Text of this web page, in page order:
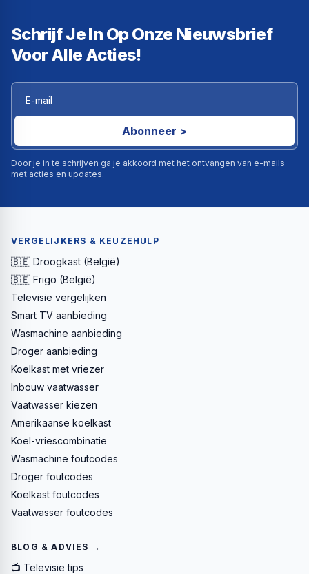
Schrijf Je In Op Onze Nieuwsbrief
Voor Alle Acties!
Abonneer >
Door je in te schrijven ga je akkoord met het ontvangen van e-mails
met acties en updates.
VERGELIJKERS & KEUZEHULP
🇧🇪 Droogkast (België)
🇧🇪 Frigo (België)
Televisie vergelijken
Smart TV aanbieding
Wasmachine aanbieding
Droger aanbieding
Koelkast met vriezer
Inbouw vaatwasser
Vaatwasser kiezen
Amerikaanse koelkast
Koel-vriescombinatie
Wasmachine foutcodes
Droger foutcodes
Koelkast foutcodes
Vaatwasser foutcodes
BLOG & ADVIES →
📺 Televisie tips